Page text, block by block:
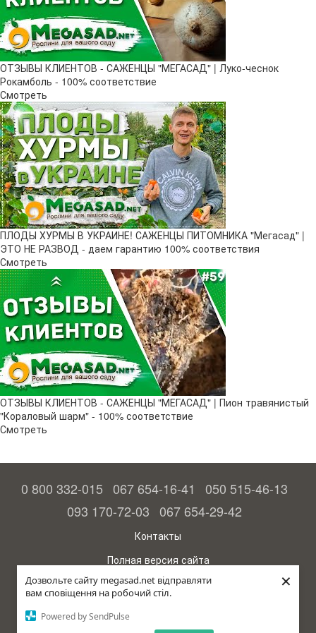
Дозвольте сайту megasad.net відправляти
вам сповіщення на робочий стіл.
Powered by SendPulse
×
ОТЗЫВЫ КЛИЕНТОВ - САЖЕНЦЫ "МЕГАСАД" | Луко-чеснок
Рокамболь - 100% соответствие
Смотреть
ПЛОДЫ ХУРМЫ В УКРАИНЕ! САЖЕНЦЫ ПИТОМНИКА "Мегасад" |
ЭТО НЕ РАЗВОД - даем гарантию 100% соответствия
Смотреть
ОТЗЫВЫ КЛИЕНТОВ - САЖЕНЦЫ "МЕГАСАД" | Пион травянистый
"Кораловый шарм" - 100% соответствие
Смотреть
0 800 332-015 067 654-16-41
050 515-46-13
093 170-72-03 067 654-29-42
Контакты
Полная версия сайта
© 2015—2026
Megasad - гарантия высокого урожая